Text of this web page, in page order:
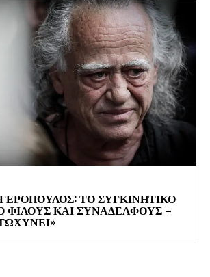
ΤΟ ΣΥΓΚΙΝΗΤΙΚΟ
ΦΙΛΟΥΣ ΚΑΙ ΣΥΝΑΔΕΛΦΟΥΣ –